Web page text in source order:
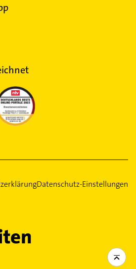
Datenschutz-Einstellungen